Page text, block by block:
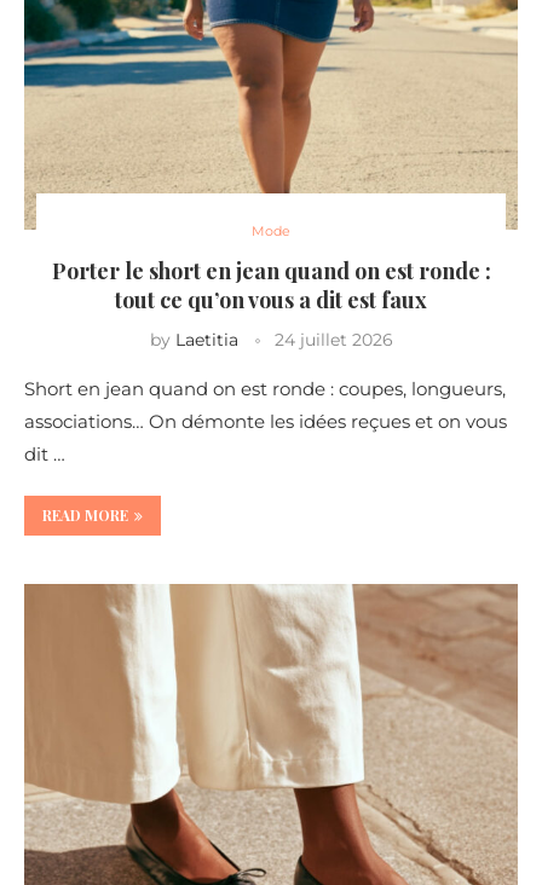
Mode
Porter le short en jean quand on est ronde :
tout ce qu’on vous a dit est faux
by Laetitia 24 juillet 2026
Short en jean quand on est ronde : coupes, longueurs,
associations… On démonte les idées reçues et on vous
dit …
READ MORE